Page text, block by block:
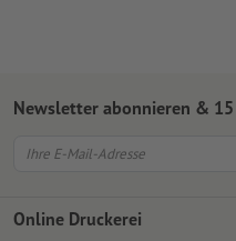
Online Druckerei
Newsletter abonnieren &